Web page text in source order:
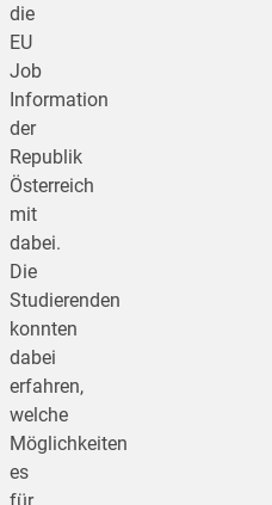
die
EU
Job
Information
der
Republik
Österreich
mit
dabei.
Die
Studierenden
konnten
dabei
erfahren,
welche
Möglichkeiten
es